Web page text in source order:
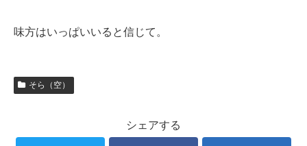
味方はいっぱいいると信じて。
そら（空）
シェアする